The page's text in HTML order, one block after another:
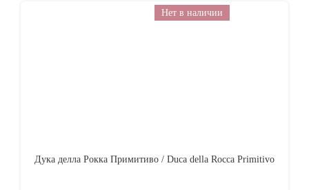
Нет в наличии
Дука делла Рокка Примитиво / Duca della Rocca Primitivo